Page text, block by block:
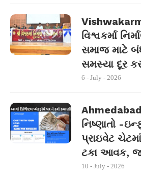
વિશ્વકર્મા
સમાજ માટે
સમસ્યા દૂર
6 - July - 2026
નિષ્ણાતો -
પ્રાઇવેટ
ટકા આવક,
10 - July - 2026